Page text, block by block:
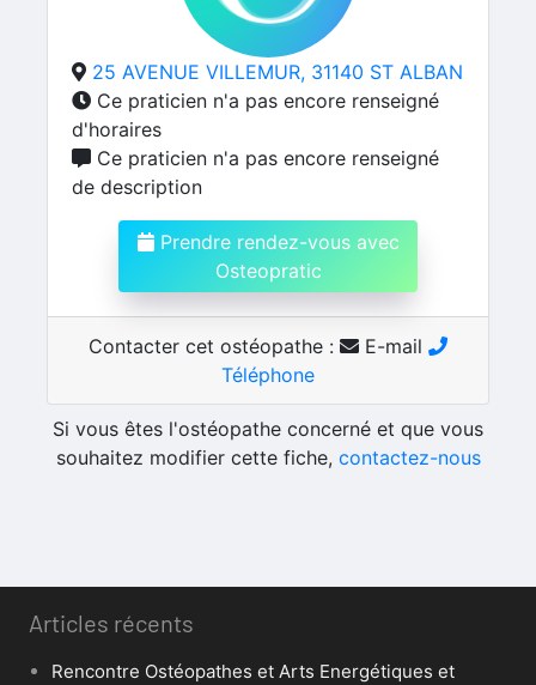
25 AVENUE VILLEMUR, 31140 ST ALBAN
Ce praticien n'a pas encore renseigné
d'horaires
Ce praticien n'a pas encore renseigné
de description
Prendre rendez-vous avec
Osteopratic
Contacter cet ostéopathe :
E-mail
Téléphone
Si vous êtes l'ostéopathe concerné et que vous
souhaitez modifier cette fiche, contactez-nous
Articles récents
Rencontre Ostéopathes et Arts Energétiques et